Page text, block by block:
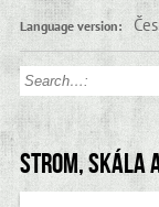
Language version:
Strom, skála